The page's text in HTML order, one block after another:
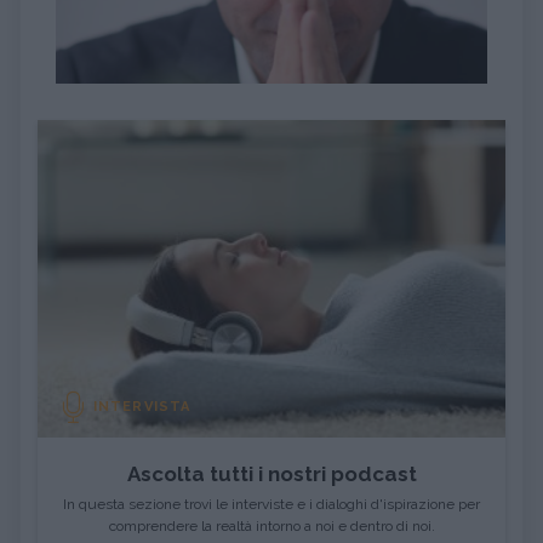
INTERVISTA
Ascolta tutti i nostri podcast
In questa sezione trovi le interviste e i dialoghi d'ispirazione per
comprendere la realtà intorno a noi e dentro di noi.